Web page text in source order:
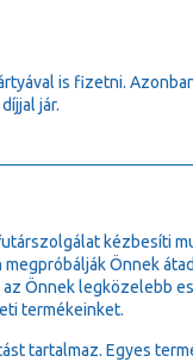
is fizetni.
jár.
kézbesíti
Önnek
Önnek legközelebb
termékeinket.
tartalmaz. Egyes